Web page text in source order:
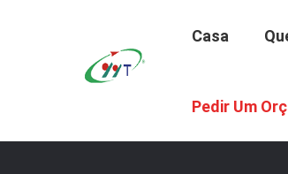
Casa
Pedir Um